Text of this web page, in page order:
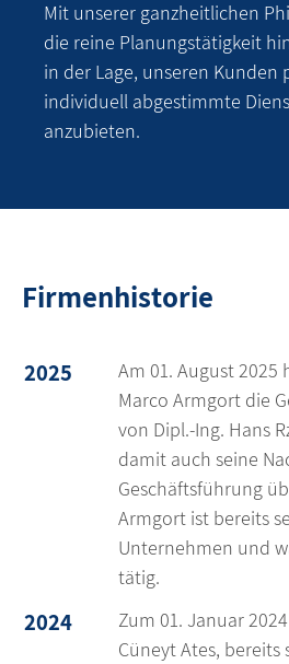
Mit unserer ganzheitlichen
die reine Planungstätigkeit
in der Lage, unseren Kunden
individuell abgestimmte
anzubieten.
Firmenhistorie
2025
Am 01. August 2025
Marco Armgort die
von Dipl.-Ing. Hans
damit auch seine
Geschäftsführung
Armgort ist bereits
Unternehmen und
tätig.
2024
Zum 01. Januar
Cüneyt Ates, bereits